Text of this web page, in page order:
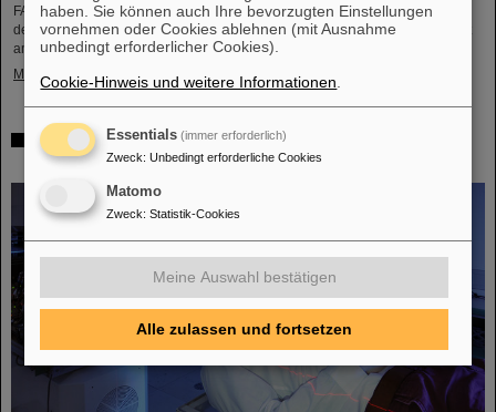
FAIR und GSI trauern um einen herausragenden Wissenschaftler und einen
der Wegbereiter für das FAIR-Projekt. Der indische Physiker Bikash Sinha ist
am 11. August im Alter von 78 Jahren von uns gegangen.
Mehr »
25 Jahre Tumortherapie: Präzise Waffen im Kampf gegen
den Krebs
haben. Sie können auch Ihre bevorzugten Einstellungen
vornehmen oder Cookies ablehnen (mit Ausnahme
unbedingt erforderlicher Cookies).
Cookie-Hinweis und weitere Informationen
Essentials (immer erforderlich)
Zweck: Unbedingt erforderliche Cookies
Matomo
Zweck: Statistik-Cookies
Meine Auswahl bestätigen
Alle zulassen und fortsetzen